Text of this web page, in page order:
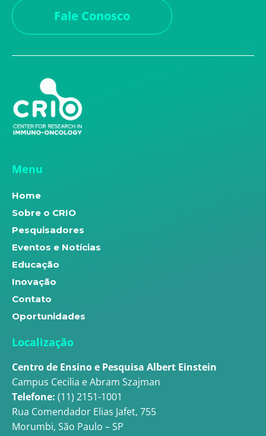
Fale Conosco
Menu
Home
Sobre o CRIO
Pesquisadores
Eventos e Notícias
Educação
Inovação
Contato
Oportunidades
Localização
Centro de Ensino e Pesquisa Albert Einstein
Campus Cecilia e Abram Szajman
Telefone: (11) 2151-1001
Rua Comendador Elias Jafet, 755
Morumbi, São Paulo – SP